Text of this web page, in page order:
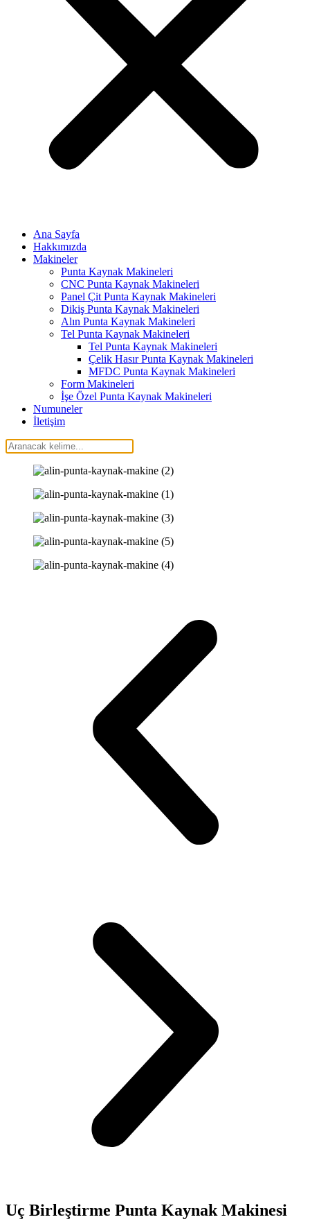
Ana Sayfa
Hakkımızda
Makineler
Punta Kaynak Makineleri
CNC Punta Kaynak Makineleri
Panel Çit Punta Kaynak Makineleri
Dikiş Punta Kaynak Makineleri
Alın Punta Kaynak Makineleri
Tel Punta Kaynak Makineleri
Tel Punta Kaynak Makineleri
Çelik Hasır Punta Kaynak Makineleri
MFDC Punta Kaynak Makineleri
Form Makineleri
İşe Özel Punta Kaynak Makineleri
Numuneler
İletişim
Uç Birleştirme Punta Kaynak Makinesi